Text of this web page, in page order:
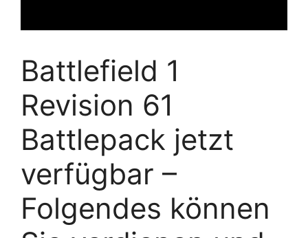
Battlefield 1
Revision 61
Battlepack jetzt
verfügbar –
Folgendes können